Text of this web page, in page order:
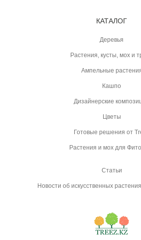
КАТАЛОГ
Деревья
Растения, кусты, мох и
Ампельные
Кашпо
Дизайнерские
Цветы
Готовые решения от
Растения и мох для
Статьи
Новости об искусственных